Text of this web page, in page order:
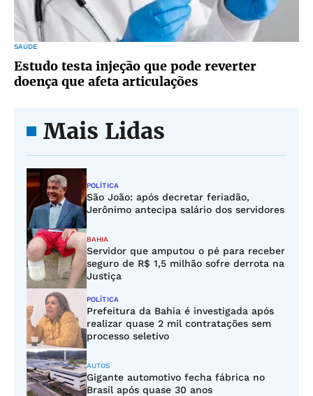
SAÚDE
Estudo testa injeção que pode reverter
doença que afeta articulações
Mais Lidas
POLÍTICA
São João: após decretar feriadão,
Jerônimo antecipa salário dos servidores
BAHIA
Servidor que amputou o pé para receber
seguro de R$ 1,5 milhão sofre derrota na
Justiça
POLÍTICA
Prefeitura da Bahia é investigada após
realizar quase 2 mil contratações sem
processo seletivo
AUTOS
Gigante automotivo fecha fábrica no
Brasil após quase 30 anos